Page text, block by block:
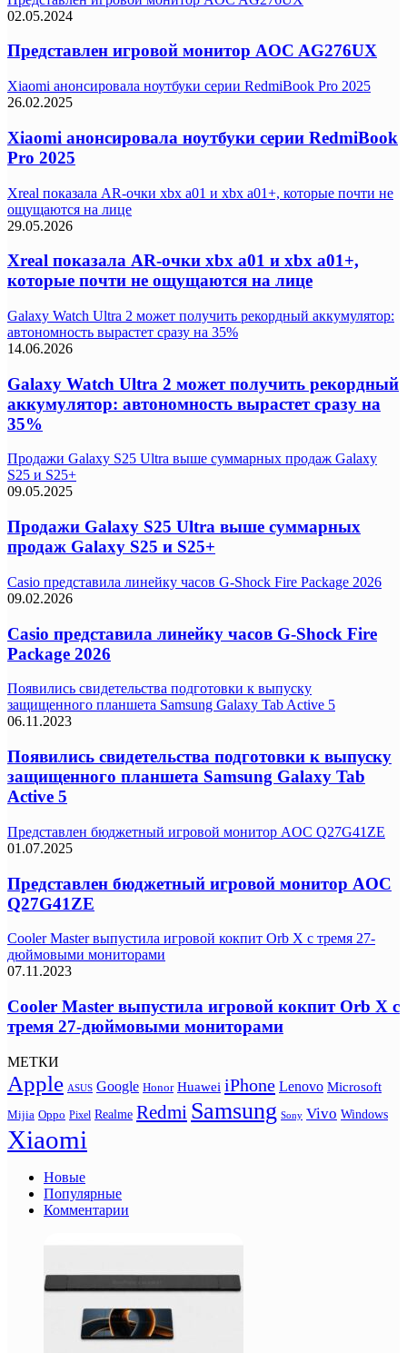
02.05.2024
Представлен игровой монитор AOC AG276UX
Xiaomi анонсировала ноутбуки серии RedmiBook Pro 2025
26.02.2025
Xiaomi анонсировала ноутбуки серии RedmiBook
Pro 2025
Xreal показала AR-очки xbx a01 и xbx a01+, которые почти не
ощущаются на лице
29.05.2026
Xreal показала AR-очки xbx a01 и xbx a01+,
которые почти не ощущаются на лице
Galaxy Watch Ultra 2 может получить рекордный аккумулятор:
автономность вырастет сразу на 35%
14.06.2026
Galaxy Watch Ultra 2 может получить рекордный
аккумулятор: автономность вырастет сразу на
35%
Продажи Galaxy S25 Ultra выше суммарных продаж Galaxy
S25 и S25+
09.05.2025
Продажи Galaxy S25 Ultra выше суммарных
продаж Galaxy S25 и S25+
Casio представила линейку часов G-Shock Fire Package 2026
09.02.2026
Casio представила линейку часов G-Shock Fire
Package 2026
Появились свидетельства подготовки к выпуску
защищенного планшета Samsung Galaxy Tab Active 5
06.11.2023
Появились свидетельства подготовки к выпуску
защищенного планшета Samsung Galaxy Tab
Active 5
Представлен бюджетный игровой монитор AOC Q27G41ZE
01.07.2025
Представлен бюджетный игровой монитор AOC
Q27G41ZE
Cooler Master выпустила игровой кокпит Orb X с тремя 27-
дюймовыми мониторами
07.11.2023
Cooler Master выпустила игровой кокпит Orb X с
тремя 27-дюймовыми мониторами
МЕТКИ
Apple ASUS Google Honor Huawei iPhone Lenovo Microsoft
Mijia Oppo Pixel Realme Redmi Samsung Sony Vivo Windows
Xiaomi
Новые
Популярные
Комментарии